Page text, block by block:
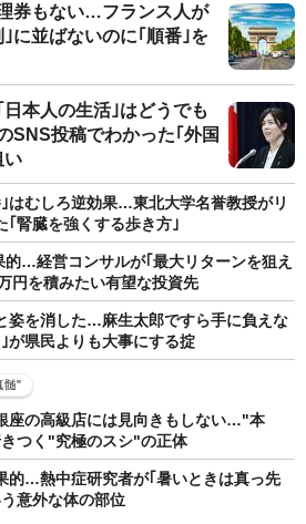
券もない…フランス人が
に並ばないのに｢順番｣を
本人の生活｣はどうでも
SNS投稿でわかった｢外国
い
はむしろ逆効果…東北大学名誉教授がリ
｢腎臓を強くする歩き方｣
…経営コンサルが｢最大リターンを狙え
円を積みたい有望な投資先
姿を消した…麻生太郎ですら手に負えな
が県民よりも大事にする掟
髄"
座の高級店には見向きもしない…"本
つく"究極のスシ"の正体
的…熱中症研究者が｢暑いときは真っ先
意外な体の部位